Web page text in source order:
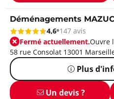
Déménagements
4,6 147 avis
Fermé actuellement.Ouvre
58 rue Consolat 13001
Plus
Un devis ?